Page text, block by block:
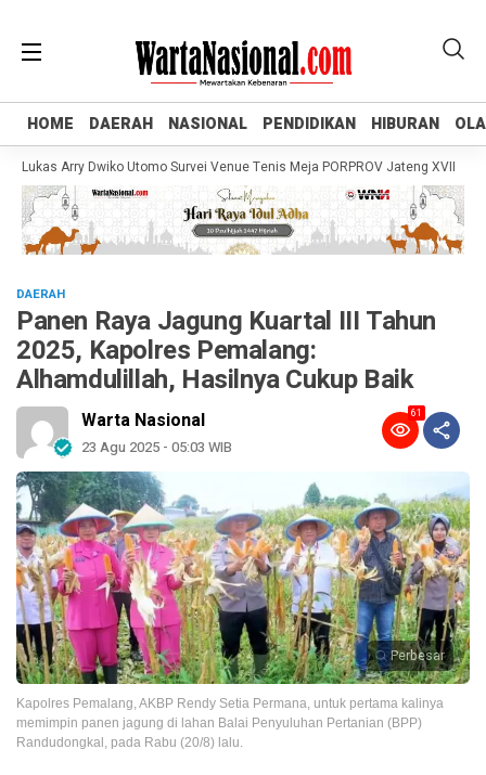
HOME DAERAH NASIONAL PENDIDIKAN HIBURAN
HOME DAERAH NASIONAL PENDIDIKAN HIBURAN
Arry Dwiko Utomo Survei Venue Tenis Meja PORPROV Jateng XVII 2026,
DAERAH
Panen Raya Jagung Kuartal III Tahun
2025, Kapolres Pemalang:
Alhamdulillah, Hasilnya Cukup Baik
Warta Nasional
23 Agu 2025 - 05:03 WIB
61
Perbesar
Kapolres Pemalang, AKBP Rendy Setia Permana, untuk pertama kalinya
memimpin panen jagung di lahan Balai Penyuluhan Pertanian (BPP)
Randudongkal, pada Rabu (20/8) lalu.